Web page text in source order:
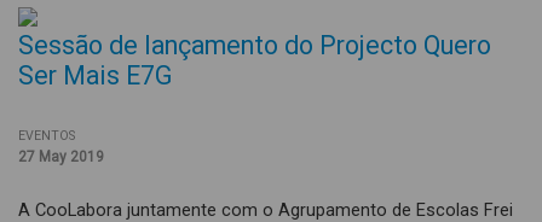
Sessão de lançamento do Projecto Quero
Ser Mais E7G
EVENTOS
27 May 2019
A CooLabora juntamente com o Agrupamento de Escolas Frei